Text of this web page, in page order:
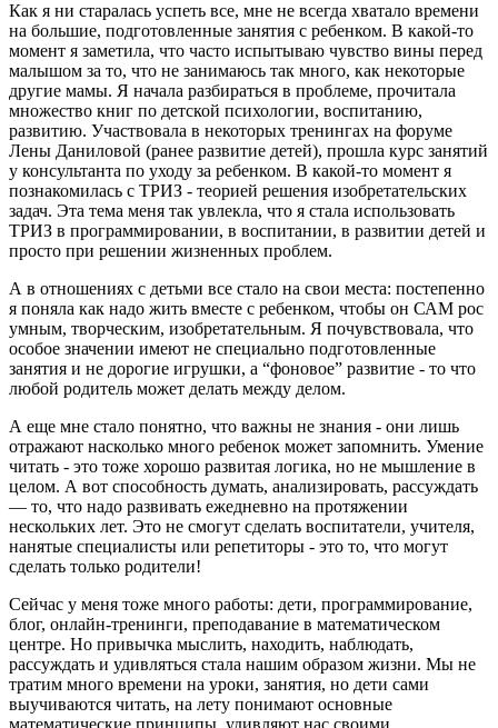
Как я ни старалась успеть все, мне не всегда хватало времени
на большие, подготовленные занятия с ребенком. В какой-то
момент я заметила, что часто испытываю чувство вины перед
малышом за то, что не занимаюсь так много, как некоторые
другие мамы. Я начала разбираться в проблеме, прочитала
множество книг по детской психологии, воспитанию,
развитию. Участвовала в некоторых тренингах на форуме
Лены Даниловой (ранее развитие детей), прошла курс занятий
у консультанта по уходу за ребенком. В какой-то момент я
познакомилась с ТРИЗ - теорией решения изобретательских
задач. Эта тема меня так увлекла, что я стала использовать
ТРИЗ в программировании, в воспитании, в развитии детей и
просто при решении жизненных проблем.
А в отношениях с детьми все стало на свои места: постепенно
я поняла как надо жить вместе с ребенком, чтобы он САМ рос
умным, творческим, изобретательным. Я почувствовала, что
особое значении имеют не специально подготовленные
занятия и не дорогие игрушки, а “фоновое” развитие - то что
любой родитель может делать между делом.
А еще мне стало понятно, что важны не знания - они лишь
отражают насколько много ребенок может запомнить. Умение
читать - это тоже хорошо развитая логика, но не мышление в
целом. А вот способность думать, анализировать, рассуждать
— то, что надо развивать ежедневно на протяжении
нескольких лет. Это не смогут сделать воспитатели, учителя,
нанятые специалисты или репетиторы - это то, что могут
сделать только родители!
Сейчас у меня тоже много работы: дети, программирование,
блог, онлайн-тренинги, преподавание в математическом
центре. Но привычка мыслить, находить, наблюдать,
рассуждать и удивляться стала нашим образом жизни. Мы не
тратим много времени на уроки, занятия, но дети сами
выучиваются читать, на лету понимают основные
математические принципы, удивляют нас своими